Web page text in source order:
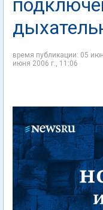
время публикации: 05
июня 2006 г., 11:06